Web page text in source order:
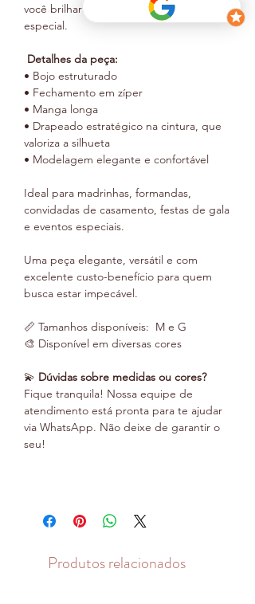
você brilhar em qualquer ocasião
especial.
Detalhes da peça:
• Bojo estruturado
• Fechamento em zíper
• Manga longa
• Drapeado estratégico na cintura, que
valoriza a silhueta
• Modelagem elegante e confortável
Ideal para madrinhas, formandas,
convidadas de casamento, festas de gala
e eventos especiais.
Uma peça elegante, versátil e com
excelente custo-benefício para quem
busca estar impecável.
📏 Tamanhos disponíveis: M e G
🎨 Disponível em diversas cores
💫 Dúvidas sobre medidas ou cores?
Fique tranquila! Nossa equipe de
atendimento está pronta para te ajudar
via WhatsApp. Não deixe de garantir o
seu!
Produtos relacionados